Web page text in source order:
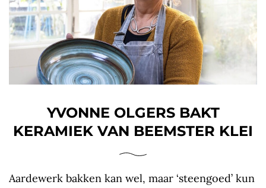
YVONNE OLGERS BAKT
KERAMIEK VAN BEEMSTER KLEI
Aardewerk bakken kan wel, maar ‘steengoed’ kun